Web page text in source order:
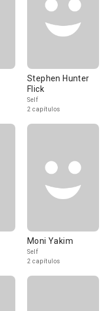
Stephen Hunter
Flick
Self
2 capítulos
Moni Yakim
Self
2 capítulos